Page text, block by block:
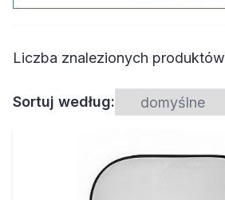
Liczba znalezionych produktów
Sortuj według: